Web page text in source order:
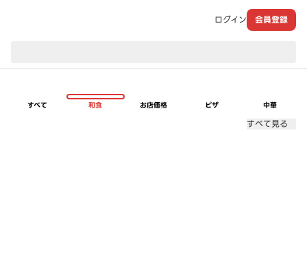
ログイン 会員登録
すべて 和食 お店価格 ピザ 中華
すべて見る